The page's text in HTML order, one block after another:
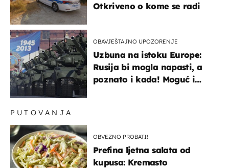
Otkriveno o kome se radi
OBAVJEŠTAJNO UPOZORENJE
Uzbuna na istoku Europe:
Rusija bi mogla napasti, a
poznato i kada! Moguć i
PUTOVANJA
OBVEZNO PROBATI!
Prefina ljetna salata od
kupusa: Kremasto